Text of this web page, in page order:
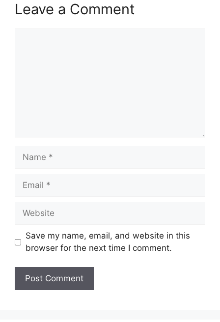
Leave a Comment
Name
Email
Website
Save my name, email, and website in this
browser for the next time I comment.